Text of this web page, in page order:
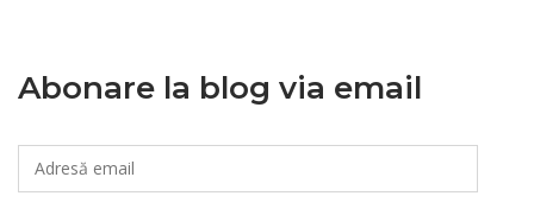
Abonare la blog via email
Adresă
email